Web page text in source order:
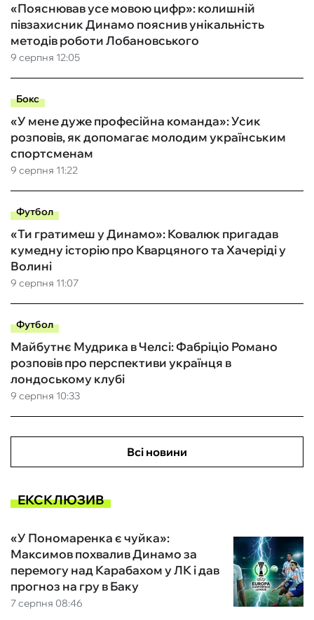
9 серпня 12:05
«Пояснював усе мовою цифр»: колишній
півзахисник Динамо пояснив унікальність
методів роботи Лобановського
Бокс
9 серпня 11:22
«У мене дуже професійна команда»: Усик
розповів, як допомагає молодим українським
спортсменам
Футбол
9 серпня 11:07
«Ти гратимеш у Динамо»: Ковалюк пригадав
кумедну історію про Кварцяного та Хачеріді у
Волині
Футбол
9 серпня 10:33
Майбутнє Мудрика в Челсі: Фабріціо Романо
розповів про перспективи українця в
лондоському клубі
Всі новини
ЕКСКЛЮЗИВ
7 серпня 08:46
«У Пономаренка є чуйка»:
Максимов похвалив Динамо за
перемогу над Карабахом у ЛК і дав
прогноз на гру в Баку